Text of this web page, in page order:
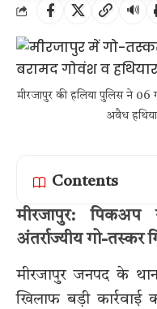
🔊
मीरजापुर की हलिया पुलिस ने 06
अवैध
Contents
मीरजापुर:
अंतर्राज्यीय गो-तस्कर
मीरजापुर जनपद के
खिलाफ बड़ी